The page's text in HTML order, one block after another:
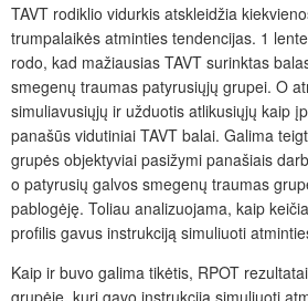
TAVT rodiklio vidurkis atskleidžia
trumpalaikės atminties tendencijas. 1
rodo, kad mažiausias TAVT surinktas
smegenų traumas patyrusiųjų grupei. O
simuliavusiųjų ir užduotis atlikusiųjų kaip
panašūs vidutiniai TAVT balai. Galima
grupės objektyviai pasižymi panašiais
o patyrusių galvos smegenų traumas
pablogėję. Toliau analizuojama, kaip
profilis gavus instrukciją simuliuoti
Kaip ir buvo galima tikėtis, RPOT
grupėje, kuri gavo instrukciją simuliuoti